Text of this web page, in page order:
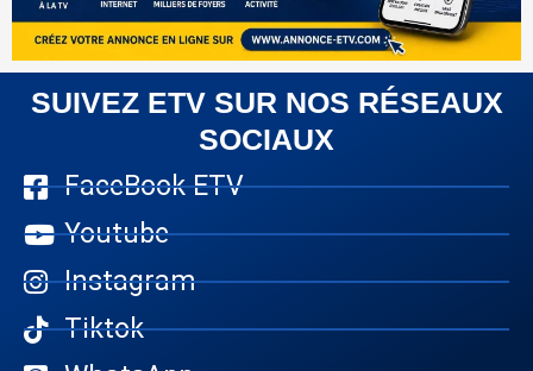
SUIVEZ ETV SUR NOS RÉSEAUX
SOCIAUX
FaceBook ETV
Youtube
Instagram
Tiktok